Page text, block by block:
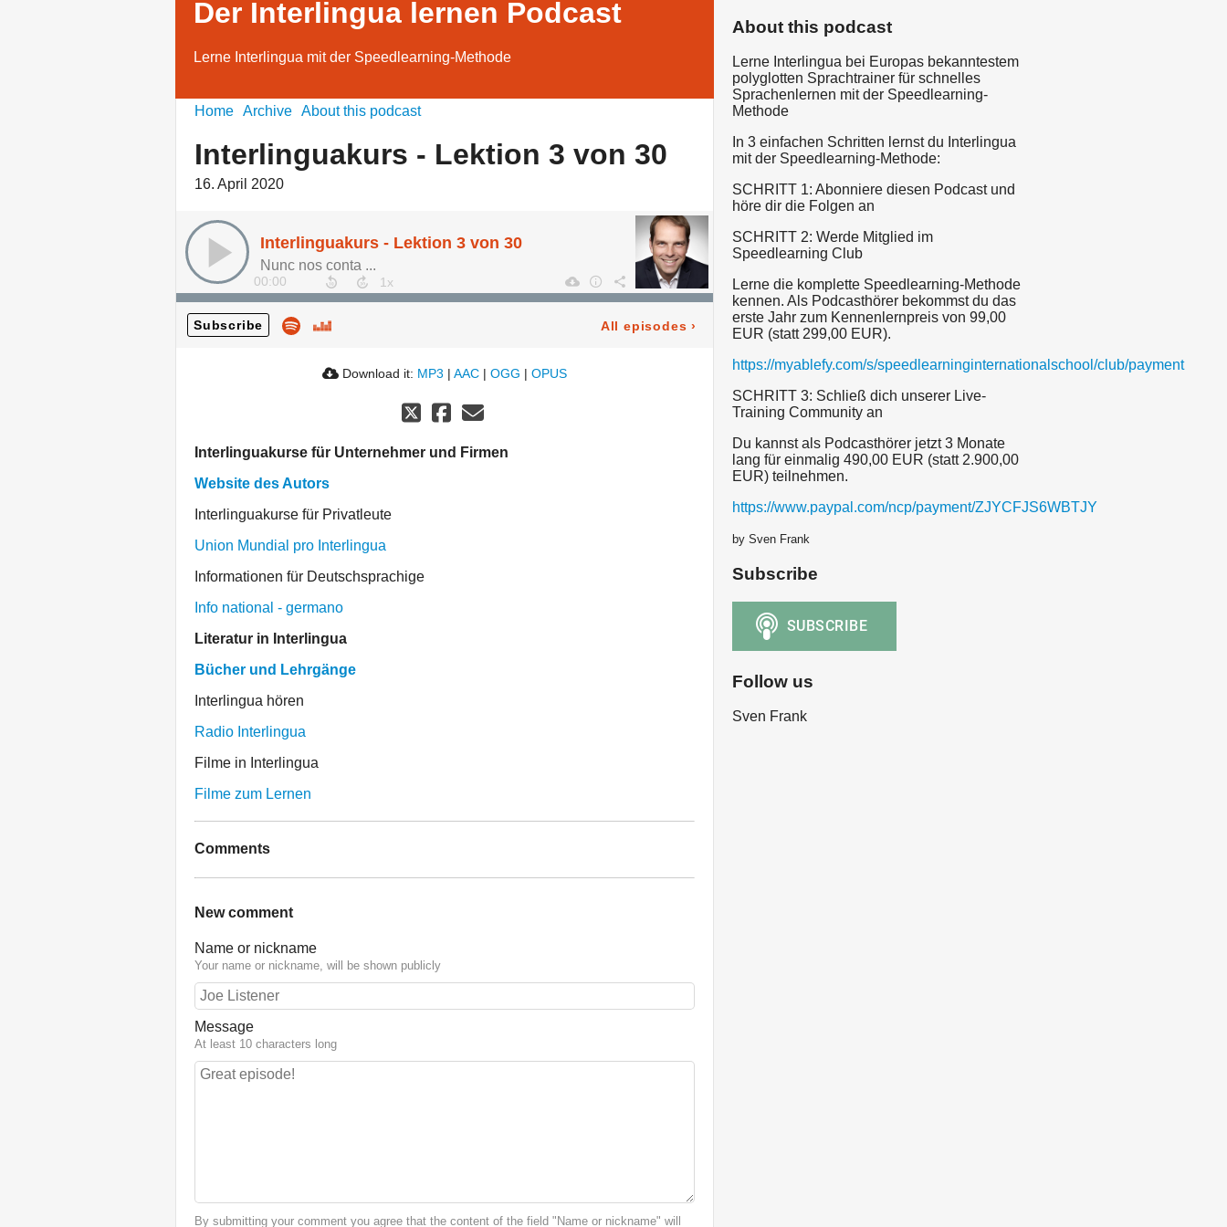
Der Interlingua lernen Podcast
Lerne Interlingua mit der Speedlearning-Methode
Home Archive About this podcast
Interlinguakurs - Lektion 3 von 30
16. April 2020
Interlinguakurs - Lektion 3 von 30
Nunc nos conta ...
00:00
Subscribe All episodes ›
Download it: MP3 | AAC | OGG | OPUS
Interlinguakurse für Unternehmer und Firmen
Website des Autors
Interlinguakurse für Privatleute
Union Mundial pro Interlingua
Informationen für Deutschsprachige
Info national - germano
Literatur in Interlingua
Bücher und Lehrgänge
Interlingua hören
Radio Interlingua
Filme in Interlingua
Filme zum Lernen
Comments
New comment
Name or nickname
Your name or nickname, will be shown publicly
Message
At least 10 characters long
By submitting your comment you agree that the content of the field "Name or nickname" will
About this podcast
Lerne Interlingua bei Europas bekanntestem
polyglotten Sprachtrainer für schnelles
Sprachenlernen mit der Speedlearning-
Methode
In 3 einfachen Schritten lernst du Interlingua
mit der Speedlearning-Methode:
SCHRITT 1: Abonniere diesen Podcast und
höre dir die Folgen an
SCHRITT 2: Werde Mitglied im
Speedlearning Club
Lerne die komplette Speedlearning-Methode
kennen. Als Podcasthörer bekommst du das
erste Jahr zum Kennenlernpreis von 99,00
EUR (statt 299,00 EUR).
https://myablefy.com/s/speedlearninginternationalschool/club/payment
SCHRITT 3: Schließ dich unserer Live-
Training Community an
Du kannst als Podcasthörer jetzt 3 Monate
lang für einmalig 490,00 EUR (statt 2.900,00
EUR) teilnehmen.
https://www.paypal.com/ncp/payment/ZJYCFJS6WBTJY
by Sven Frank
Subscribe
Follow us
Sven Frank